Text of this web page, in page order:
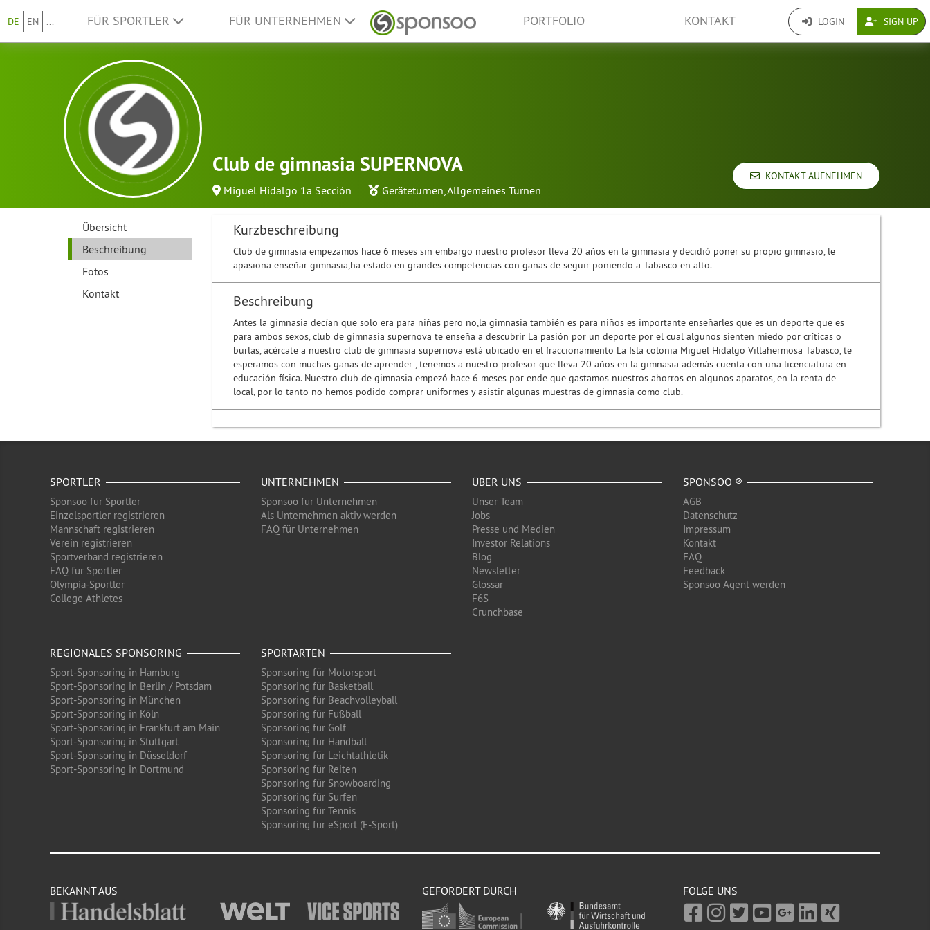
DE EN ... FÜR SPORTLER FÜR UNTERNEHMEN PORTFOLIO KONTAKT LOGIN SIGN UP
Club de gimnasia SUPERNOVA
Miguel Hidalgo 1a Sección Geräteturnen,Allgemeines Turnen
KONTAKT AUFNEHMEN
Übersicht
Beschreibung
Fotos
Kontakt
Kurzbeschreibung
Club de gimnasia empezamos hace 6 meses sin embargo nuestro profesor lleva 20 años en la gimnasia y decidió poner su propio gimnasio, le
apasiona enseñar gimnasia,ha estado en grandes competencias con ganas de seguir poniendo a Tabasco en alto.
Beschreibung
Antes la gimnasia decían que solo era para niñas pero no,la gimnasia también es para niños es importante enseñarles que es un deporte que es
para ambos sexos, club de gimnasia supernova te enseña a descubrir La pasión por un deporte por el cual algunos sienten miedo por críticas o
burlas, acércate a nuestro club de gimnasia supernova está ubicado en el fraccionamiento La Isla colonia Miguel Hidalgo Villahermosa Tabasco, te
esperamos con muchas ganas de aprender , tenemos a nuestro profesor que lleva 20 años en la gimnasia además cuenta con una licenciatura en
educación física. Nuestro club de gimnasia empezó hace 6 meses por ende que gastamos nuestros ahorros en algunos aparatos, en la renta de
local, por lo tanto no hemos podido comprar uniformes y asistir algunas muestras de gimnasia como club.
SPORTLER
Sponsoo für Sportler
Einzelsportler registrieren
Mannschaft registrieren
Verein registrieren
Sportverband registrieren
FAQ für Sportler
Olympia-Sportler
College Athletes
UNTERNEHMEN
Sponsoo für Unternehmen
Als Unternehmen aktiv werden
FAQ für Unternehmen
ÜBER UNS
Unser Team
Jobs
Presse und Medien
Investor Relations
Blog
Newsletter
Glossar
F6S
Crunchbase
SPONSOO ®
AGB
Datenschutz
Impressum
Kontakt
FAQ
Feedback
Sponsoo Agent werden
REGIONALES SPONSORING
Sport-Sponsoring in Hamburg
Sport-Sponsoring in Berlin / Potsdam
Sport-Sponsoring in München
Sport-Sponsoring in Köln
Sport-Sponsoring in Frankfurt am Main
Sport-Sponsoring in Stuttgart
Sport-Sponsoring in Düsseldorf
Sport-Sponsoring in Dortmund
SPORTARTEN
Sponsoring für Motorsport
Sponsoring für Basketball
Sponsoring für Beachvolleyball
Sponsoring für Fußball
Sponsoring für Golf
Sponsoring für Handball
Sponsoring für Leichtathletik
Sponsoring für Reiten
Sponsoring für Snowboarding
Sponsoring für Surfen
Sponsoring für Tennis
Sponsoring für eSport (E-Sport)
BEKANNT AUS GEFÖRDERT DURCH FOLGE UNS